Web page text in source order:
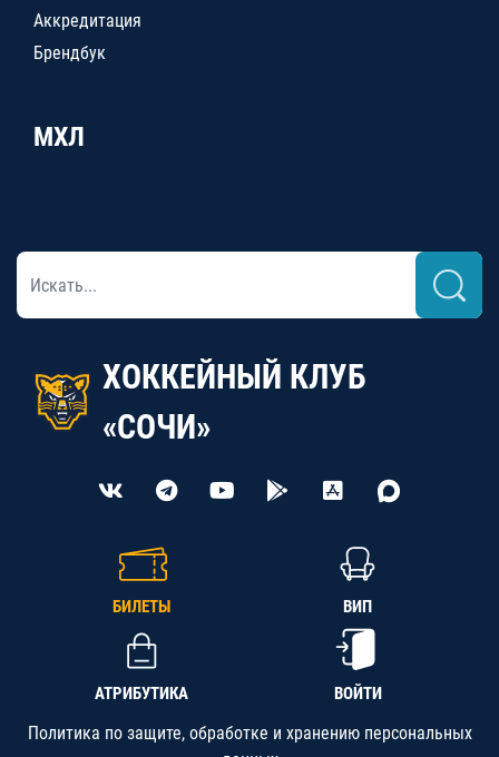
Аккредитация
Брендбук
МХЛ
ХОККЕЙНЫЙ КЛУБ
«СОЧИ»
БИЛЕТЫ ВИП
АТРИБУТИКА ВОЙТИ
Политика по защите, обработке и хранению персональных